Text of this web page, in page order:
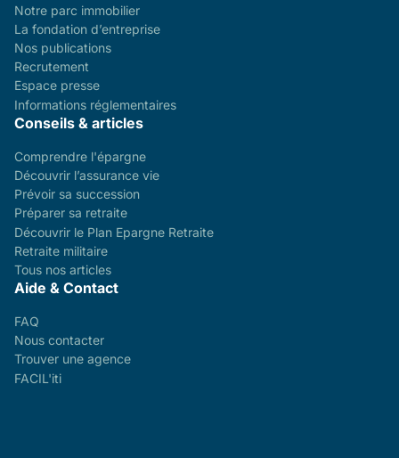
Notre parc immobilier
La fondation d’entreprise
Nos publications
Recrutement
Espace presse
Informations réglementaires
Conseils & articles
Comprendre l'épargne
Découvrir l’assurance vie
Prévoir sa succession
Préparer sa retraite
Découvrir le Plan Epargne Retraite
Retraite militaire
Tous nos articles
Aide & Contact
FAQ
Nous contacter
Trouver une agence
FACIL'iti